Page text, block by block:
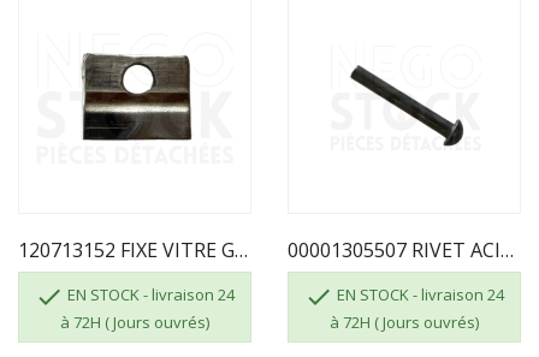
120713152 FIXE VITRE GODIN
 EN STOCK - livraison 24
à 72H ( Jours ouvrés)
00001305507 RIVET ACIER TR D6 LG 40
 EN STOCK - livraison 24
à 72H ( Jours ouvrés)